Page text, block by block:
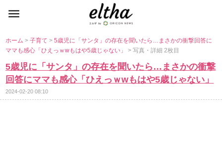
ホーム>子育て>5歳児に「サンタ」の存在を聞いたら…まさかの衝撃回答に
ママも感心「ひえっｗwもはや5歳じゃない」> 写真・詳細 2枚目
5歳児に「サンタ」の存在を聞いたら…まさかの衝撃
回答にママも感心「ひえっｗwもはや5歳じゃない」
2024-02-20 08:10